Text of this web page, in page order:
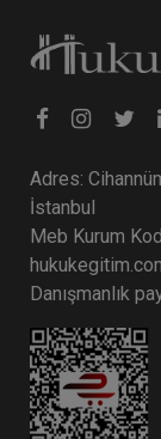
360 TL
Adres:
İstanbul
Meb Kurum
Danışmanlık